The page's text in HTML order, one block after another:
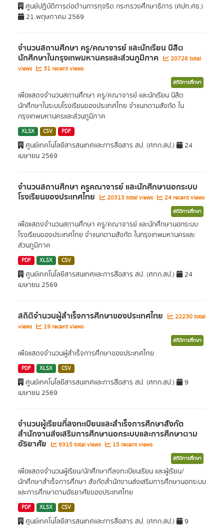
ศูนย์ปฏิบัติการต่อต้านการทุจริต กระทรวงศึกษาธิการ (ศปท.ศธ.)
21 พฤษภาคม 2569
จำนวนสถานศึกษา ครู/คณาจารย์ และนักเรียน นิสิต
นักศึกษาในกรุงเทพมหานครและส่วนภูมิภาค
20726 total
views
31 recent views
สถิติการศึกษา
เพื่อแสดงจำนวนสถานศึกษา ครู/คณาจารย์ และนักเรียน นิสิต
นักศึกษาในระบบโรงเรียนของประเทศไทย จำแนกตามสังกัด ใน
กรุงเทพมหานครและส่วนภูมิภาค
XLSX CSV PDF
ศูนย์เทคโนโลยีสารสนเทศและการสื่อสาร สป. (ศทก.สป.)
24
เมษายน 2569
จำนวนสถานศึกษา ครูคณาจารย์ และนักศึกษานอกระบบ
โรงเรียนของประเทศไทย 20313 total views 24 recent views
สถิติการศึกษา
เพื่อแสดงจำนวนสถานศึกษา ครู/คณาจารย์ และนักศึกษานอกระบบ
โรงเรียนของประเทศไทย จำแนกตามสังกัด ในกรุงเทพมหานครและ
ส่วนภูมิภาค
PDF XLSX CSV
ศูนย์เทคโนโลยีสารสนเทศและการสื่อสาร สป. (ศทก.สป.)
24
เมษายน 2569
สถิติจำนวนผู้สำเร็จการศึกษาของประเทศไทย
22230 total
views
19 recent views
สถิติการศึกษา
เพื่อแสดงจำนวนผู้สำเร็จการศึกษาของประเทศไทย
PDF XLSX CSV
ศูนย์เทคโนโลยีสารสนเทศและการสื่อสาร สป. (ศทก.สป.)
9
เมษายน 2569
จำนวนผู้เรียนที่ลงทะเบียนและสำเร็จการศึกษาสังกัด
สำนักงานส่งเสริมการศึกษานอกระบบและการศึกษาตาม
อัธยาศัย 9315 total views 15 recent views
สถิติการศึกษา
เพื่อแสดงจำนวนผู้เรียน/นักศึกษาที่ลงทะเบียนเรียน และผู้เรียน/
นักศึกษาสำเร็จการศึกษา สังกัดสำนักงานส่งเสริมการศึกษานอกระบบ
และการศึกษาตามอัธยาศัยของประเทศไทย
PDF XLSX CSV
ศูนย์เทคโนโลยีสารสนเทศและการสื่อสาร สป. (ศทก.สป.) 9